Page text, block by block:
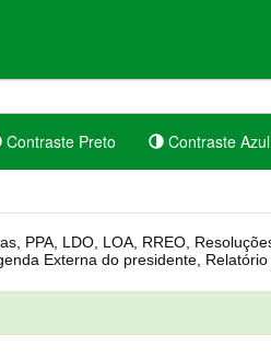
Contraste Preto Contraste Azul